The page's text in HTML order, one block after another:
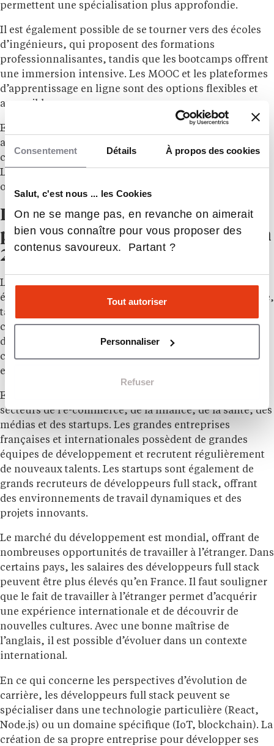
Consentement Détails À propos des cookies
Salut, c'est nous ... les Cookies
On ne se mange pas, en revanche on aimerait
bien vous connaître pour vous proposer des
contenus savoureux. Partant ?
Tout autoriser
Personnaliser
Refuser
permettent une spécialisation plus approfondie.
Il est également possible de se tourner vers des écoles
d’ingénieurs, qui proposent des formations
professionnalisantes, tandis que les bootcamps offrent
une immersion intensive. Les MOOC et les plateformes
d’apprentissage en ligne sont des options flexibles et
accessibles.
Enfin,
aux tutoriels en ligne et aux projets personnels, est un
complément indispensable à toute formation initiale.
Le choix du parcours dépendra de votre profil, de vos
objectifs professionnels et de votre budget.
Les opportunités de carrière et
perspectives professionnelles en
2026
Le métier de développeur full stack est en constante
évolution et offre de multiples opportunités de carrière,
tant en France qu’à l’international. La demande pour
ces profils est particulièrement forte en raison de la
digitalisation croissante de l’économie et du besoin
constant de développer de nouvelles applications web
et mobiles.
En France, ces professionnels sont recherchés dans les
secteurs de l’e-commerce, de la finance, de la santé, des
médias et des startups. Les grandes entreprises
françaises et internationales possèdent de grandes
équipes de développement et recrutent régulièrement
de nouveaux talents. Les startups sont également de
grands recruteurs de développeurs full stack, offrant
des environnements de travail dynamiques et des
projets innovants.
Le marché du développement est mondial, offrant de
nombreuses opportunités de travailler à l’étranger. Dans
certains pays, les salaires des développeurs full stack
peuvent être plus élevés qu’en France. Il faut souligner
que le fait de travailler à l’étranger permet d’acquérir
une expérience internationale et de découvrir de
nouvelles cultures. Avec une bonne maîtrise de
l’anglais, il est possible d’évoluer dans un contexte
international.
En ce qui concerne les perspectives d’évolution de
carrière, les développeurs full stack peuvent se
spécialiser dans une technologie particulière (React,
Node.js) ou un domaine spécifique (IoT, blockchain). La
création de sa propre entreprise pour développer ses